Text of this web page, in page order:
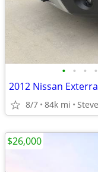
• • • •
2012 Nissan Exterra
8/7 84k mi
$26,000